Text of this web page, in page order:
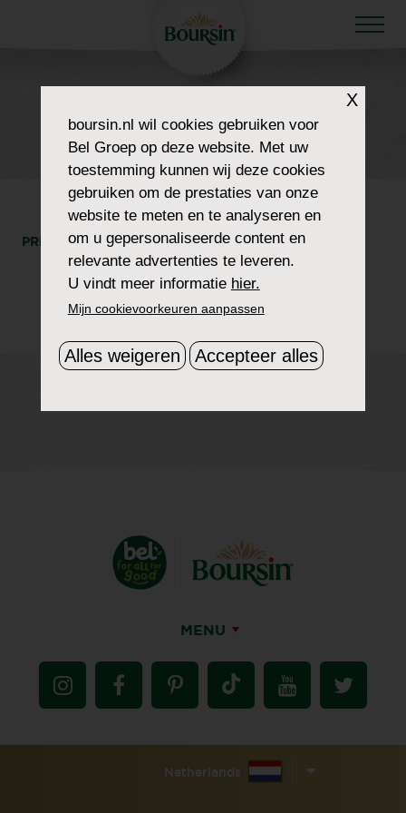
RISOTTO (1)
PRINT DEEL
MENU
Netherlands
X
boursin.nl wil cookies gebruiken voor
Bel Groep op deze website. Met uw
toestemming kunnen wij deze cookies
gebruiken om de prestaties van onze
website te meten en te analyseren en
om u gepersonaliseerde content en
relevante advertenties te leveren.
U vindt meer informatie hier.
Mijn cookievoorkeuren aanpassen
Alles weigeren Accepteer alles